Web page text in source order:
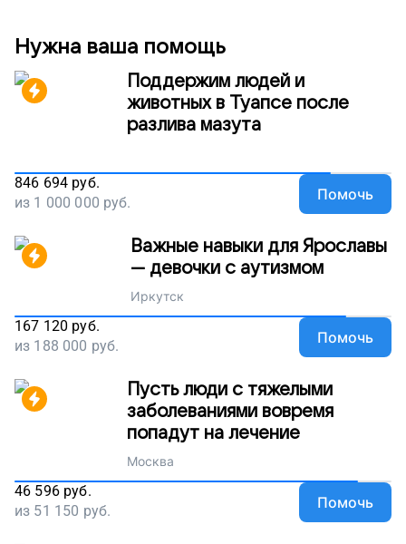
Нужна ваша помощь
Поддержим людей и
животных в Туапсе после
разлива мазута
846 694 руб.
из 1 000 000 руб. Помочь
Важные навыки для Ярославы
— девочки с аутизмом
Иркутск
167 120 руб.
из 188 000 руб. Помочь
Пусть люди с тяжелыми
заболеваниями вовремя
попадут на лечение
Москва
46 596 руб.
из 51 150 руб. Помочь